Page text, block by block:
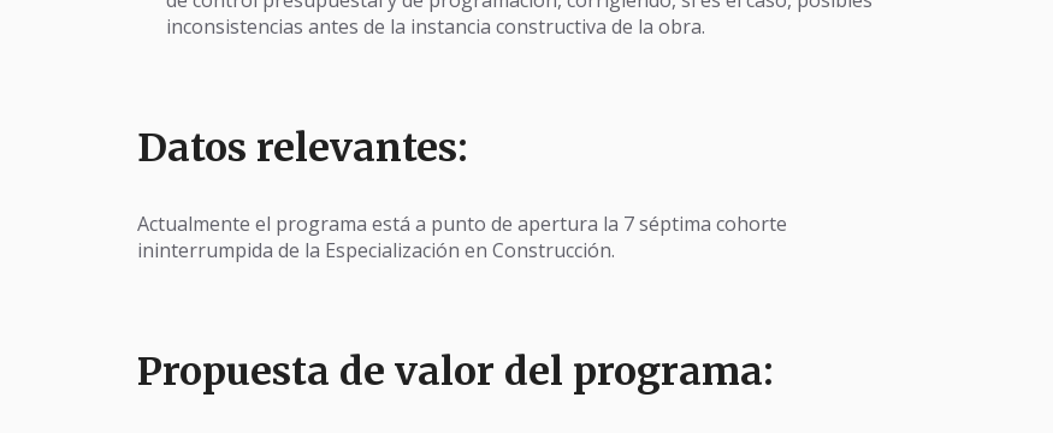
inconsistencias antes de la instancia constructiva de la obra.
Datos relevantes:
Actualmente el programa está a punto de apertura la 7 séptima cohorte
ininterrumpida de la Especialización en Construcción.
Propuesta de valor del programa: